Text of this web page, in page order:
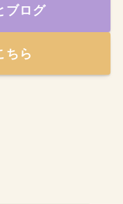
ブログ
ちら